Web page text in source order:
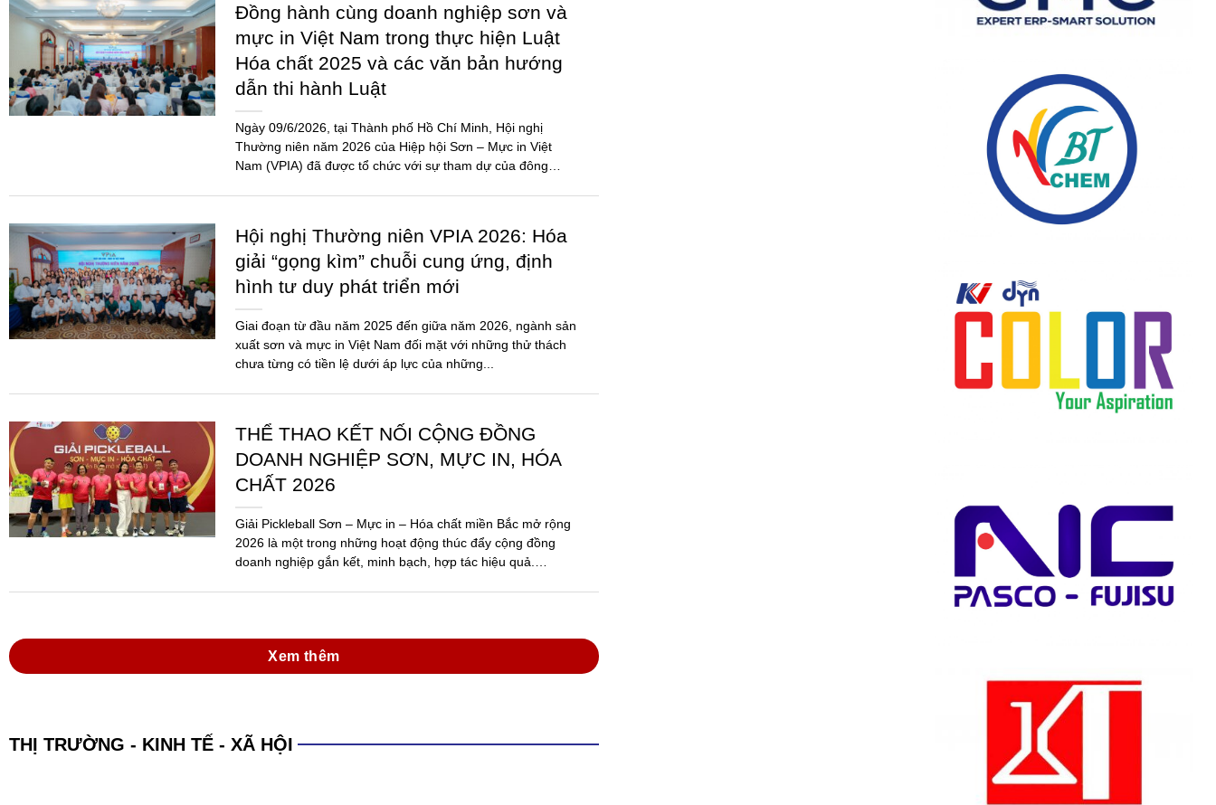
Đồng hành cùng doanh nghiệp sơn và
mực in Việt Nam trong thực hiện Luật
Hóa chất 2025 và các văn bản hướng
dẫn thi hành Luật
Ngày 09/6/2026, tại Thành phố Hồ Chí Minh, Hội nghị
Thường niên năm 2026 của Hiệp hội Sơn – Mực in Việt
Nam (VPIA) đã được tổ chức với sự tham dự của đông
Hội nghị Thường niên VPIA 2026: Hóa
giải “gọng kìm” chuỗi cung ứng, định
hình tư duy phát triển mới
Giai đoạn từ đầu năm 2025 đến giữa năm 2026, ngành sản
xuất sơn và mực in Việt Nam đối mặt với những thử thách
chưa từng có tiền lệ dưới áp lực của những...
THỂ THAO KẾT NỐI CỘNG ĐỒNG
DOANH NGHIỆP SƠN, MỰC IN, HÓA
CHẤT 2026
Giải Pickleball Sơn – Mực in – Hóa chất miền Bắc mở rộng
2026 là một trong những hoạt động thúc đẩy cộng đồng
doanh nghiệp gắn kết, minh bạch, hợp tác hiệu quả.
Xem thêm
THỊ TRƯỜNG - KINH TẾ - XÃ HỘI